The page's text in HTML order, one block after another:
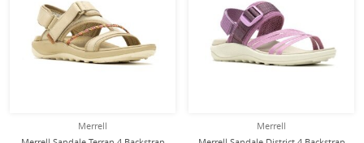
Merrell
Merrell